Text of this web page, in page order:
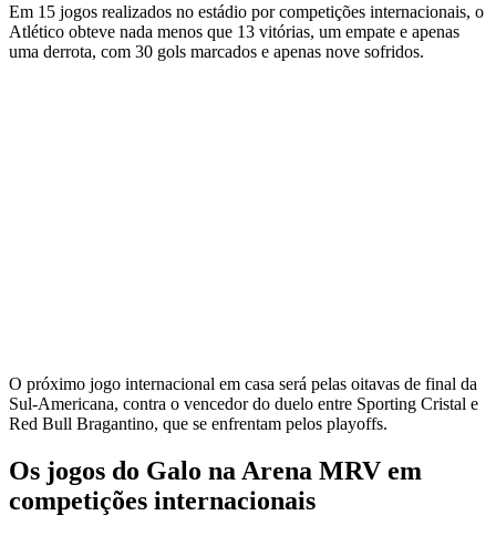
Em 15 jogos realizados no estádio por competições internacionais, o
Atlético obteve nada menos que 13 vitórias, um empate e apenas
uma derrota, com 30 gols marcados e apenas nove sofridos.
O próximo jogo internacional em casa será pelas oitavas de final da
Sul-Americana, contra o vencedor do duelo entre Sporting Cristal e
Red Bull Bragantino, que se enfrentam pelos playoffs.
Os jogos do Galo na Arena MRV em
competições internacionais